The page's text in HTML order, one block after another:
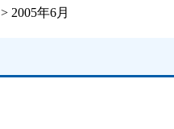
> 2005年6月